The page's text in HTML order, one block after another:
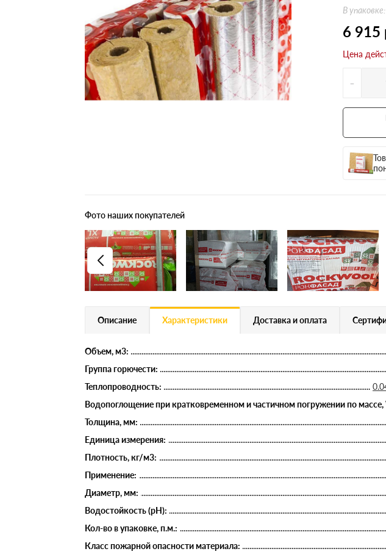
Плитные материалы
Н Оптима
Д Оптима
50 мм
100 мм
Техническая изоляция
Цилиндры навивные
CONLIT SL 150
В
6 915
Цена
-
Фото наших покупателей
Описание Характеристики Доставка и оплата
Объем, м3:
Группа горючести:
Теплопроводность:
Водопоглощение при кратковременном и частичном погружении по массе,
Толщина, мм:
Единица измерения:
Плотность, кг/м3:
Применение:
Диаметр, мм:
Водостойкость (рН):
Кол-во в упаковке, п.м.:
Класс пожарной опасности материала: